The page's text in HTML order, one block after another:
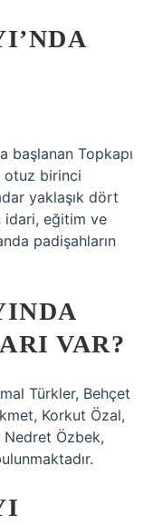
başlanan Topkapı
otuz birinci
yaklaşık dört
idari, eğitim ve
padişahların
VAR?
Türkler, Behçet
Korkut Özal,
Nedret Özbek,